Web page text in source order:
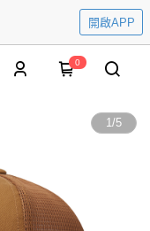
開啟APP
0
1/5